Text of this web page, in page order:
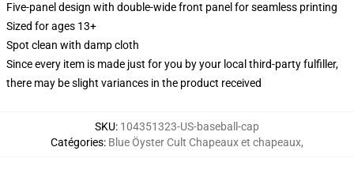
Five-panel design with double-wide front panel for seamless printing
Sized for ages 13+
Spot clean with damp cloth
Since every item is made just for you by your local third-party fulfiller,
there may be slight variances in the product received
SKU: 104351323-US-baseball-cap
Catégories: Blue Öyster Cult Chapeaux et chapeaux,